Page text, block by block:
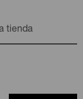
tienda